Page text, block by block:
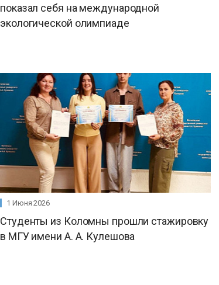
показал себя на международной
экологической олимпиаде
1 Июня 2026
Студенты из Коломны прошли стажировку
в МГУ имени А. А. Кулешова